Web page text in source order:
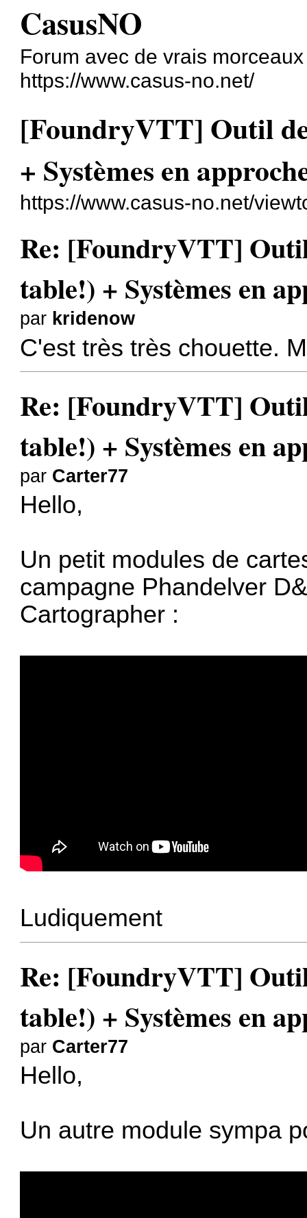
CasusNO
Forum avec de vrais
https://www.casus-no.net/
[FoundryVTT] Outil
+ Systèmes en
https://www.casus-no.net/
Re: [FoundryVTT]
table!) + Systèmes en
par kridenow
C'est très très chouette.
Re: [FoundryVTT]
table!) + Systèmes en
par Carter77
Hello,
Un petit modules de
campagne Phandelver
Cartographer :
Ludiquement
Re: [FoundryVTT]
table!) + Systèmes en
par Carter77
Hello,
Un autre module sympa